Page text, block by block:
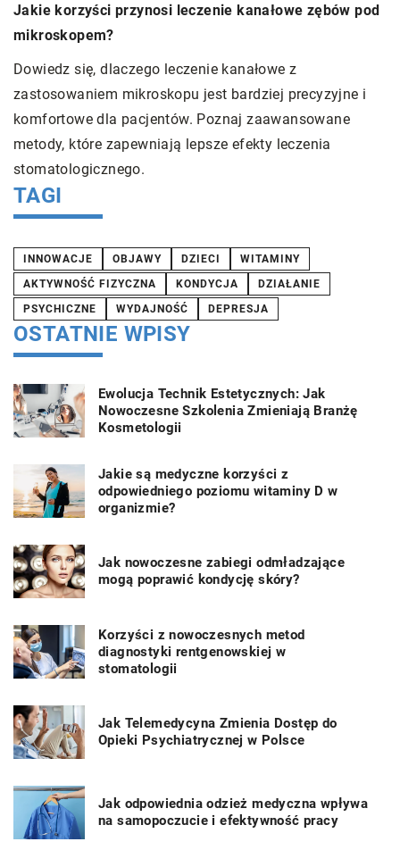
Jakie korzyści przynosi leczenie kanałowe zębów pod
mikroskopem?
Dowiedz się, dlaczego leczenie kanałowe z
zastosowaniem mikroskopu jest bardziej precyzyjne i
komfortowe dla pacjentów. Poznaj zaawansowane
metody, które zapewniają lepsze efekty leczenia
stomatologicznego.
TAGI
INNOWACJE OBJAWY DZIECI
WITAMINY
AKTYWNOŚĆ FIZYCZNA
KONDYCJA
DZIAŁANIE
PSYCHICZNE
WYDAJNOŚĆ DEPRESJA
OSTATNIE WPISY
Ewolucja Technik Estetycznych: Jak
Nowoczesne Szkolenia Zmieniają Branżę
Kosmetologii
Jakie są medyczne korzyści z
odpowiedniego poziomu witaminy D w
organizmie?
Jak nowoczesne zabiegi odmładzające
mogą poprawić kondycję skóry?
Korzyści z nowoczesnych metod
diagnostyki rentgenowskiej w
stomatologii
Jak Telemedycyna Zmienia Dostęp do
Opieki Psychiatrycznej w Polsce
Jak odpowiednia odzież medyczna wpływa
na samopoczucie i efektywność pracy